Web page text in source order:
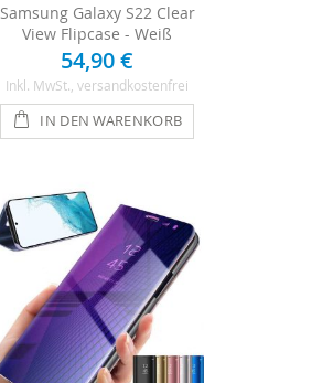
Samsung Galaxy S22 Clear
View Flipcase - Weiß
54,90 €
Inkl. MwSt. , versandkostenfrei
IN DEN WARENKORB